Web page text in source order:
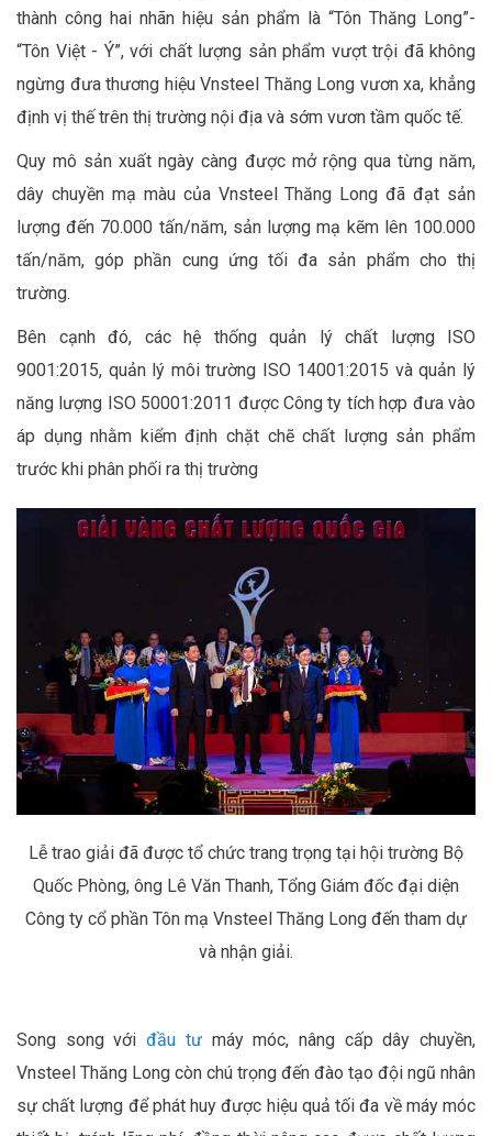
thành công hai nhãn hiệu sản phẩm là “Tôn Thăng Long”-
“Tôn Việt - Ý”, với chất lượng sản phẩm vượt trội đã không
ngừng đưa thương hiệu Vnsteel Thăng Long vươn xa, khẳng
định vị thế trên thị trường nội địa và sớm vươn tầm quốc tế.
Quy mô sản xuất ngày càng được mở rộng qua từng năm,
dây chuyền mạ màu của Vnsteel Thăng Long đã đạt sản
lượng đến 70.000 tấn/năm, sản lượng mạ kẽm lên 100.000
tấn/năm, góp phần cung ứng tối đa sản phẩm cho thị
trường.
Bên cạnh đó, các hệ thống quản lý chất lượng ISO
9001:2015, quản lý môi trường ISO 14001:2015 và quản lý
năng lượng ISO 50001:2011 được Công ty tích hợp đưa vào
áp dụng nhằm kiểm định chặt chẽ chất lượng sản phẩm
trước khi phân phối ra thị trường
Lễ trao giải đã được tổ chức trang trọng tại hội trường Bộ
Quốc Phòng, ông Lê Văn Thanh, Tổng Giám đốc đại diện
Công ty cổ phần Tôn mạ Vnsteel Thăng Long đến tham dự
và nhận giải.
Song song vớiđầu tưmáy móc, nâng cấp dây chuyền,
Vnsteel Thăng Long còn chú trọng đến đào tạo đội ngũ nhân
sự chất lượng để phát huy được hiệu quả tối đa về máy móc